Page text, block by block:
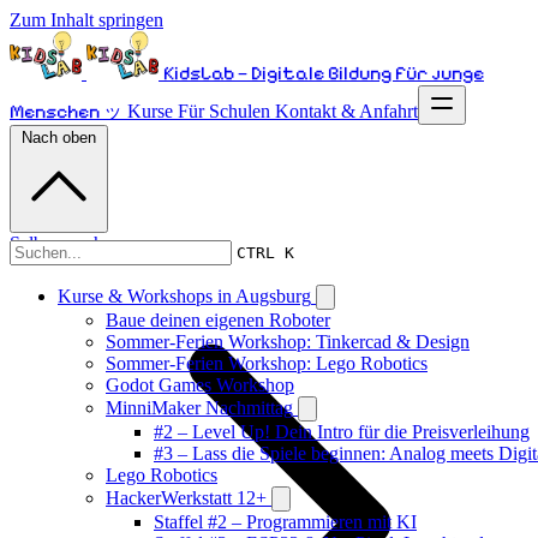
Zum Inhalt springen
KidsLab – Digitale Bildung für junge
Menschen ッ Kurse Für Schulen Kontakt & Anfahrt
CTRL K
Kurse & Workshops in Augsburg
Baue deinen eigenen Roboter
Sommer-Ferien Workshop: Tinkercad & Design
Sommer-Ferien Workshop: Lego Robotics
Godot Games Workshop
MinniMaker Nachmittag
#2 – Level Up! Dein Intro für die Preisverleihung
#3 – Lass die Spiele beginnen: Analog meets
Lego Robotics
HackerWerkstatt 12+
Staffel #2 – Programmieren mit KI
Nach oben
Selber machen